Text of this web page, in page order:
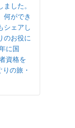
した。
何ができ
シェアし
のお役に
に国
資格を
の旅・